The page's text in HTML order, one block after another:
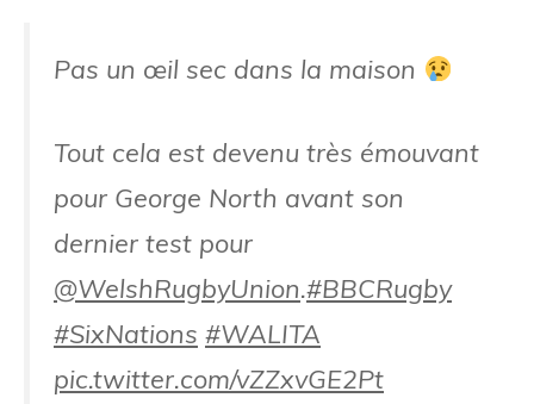
Pas un œil sec dans la maison
Tout cela est devenu très émouvant
pour George North avant son
dernier test pour
@WelshRugbyUnion.#BBCRugby
#SixNations #WALITA
pic.twitter.com/vZZxvGE2Pt